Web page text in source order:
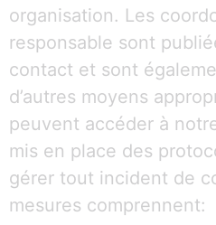
organisation. Les
responsable sont
contact et sont
d’autres moyens
peuvent accéder à
mis en place des
gérer tout incident de
mesures comprennent: